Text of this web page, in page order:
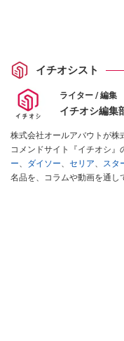
イチオシスト
ライター / 編集
イチオシ編集
株式会社オールアバウトが
コメンドサイト『イチオシ』
ー、 ダイソー、 セリア、 スタ
名品を、コラムや動画を通し
インフルエンサーが実際に